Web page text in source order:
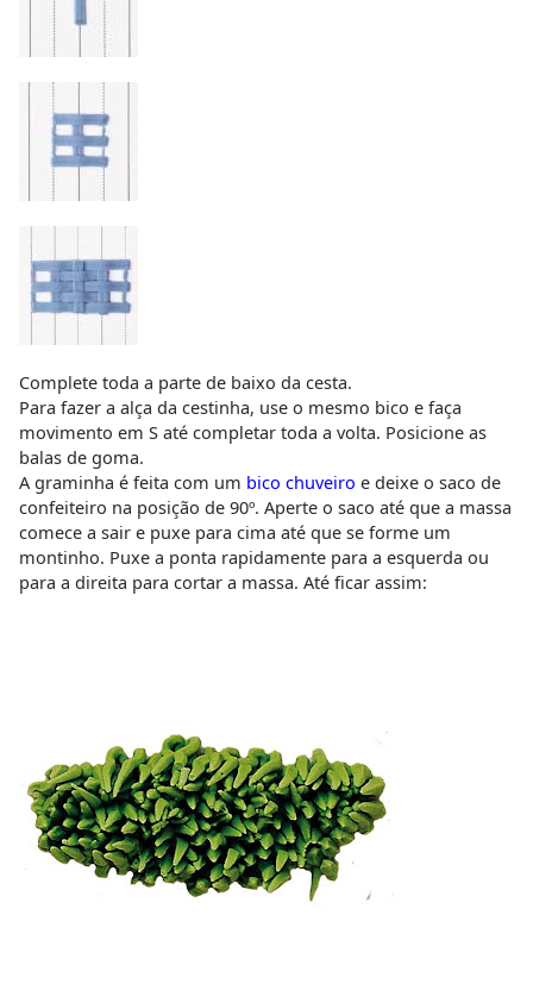
Complete toda a parte de baixo da cesta.
Para fazer a alça da cestinha, use o mesmo bico e faça
movimento em S até completar toda a volta. Posicione as
balas de goma.
A graminha é feita com um bico chuveiro e deixe o saco de
confeiteiro na posição de 90º. Aperte o saco até que a massa
comece a sair e puxe para cima até que se forme um
montinho. Puxe a ponta rapidamente para a esquerda ou
para a direita para cortar a massa. Até ficar assim: